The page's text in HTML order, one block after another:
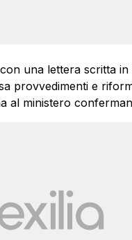
una lettera scritta in
provvedimenti e
al ministero